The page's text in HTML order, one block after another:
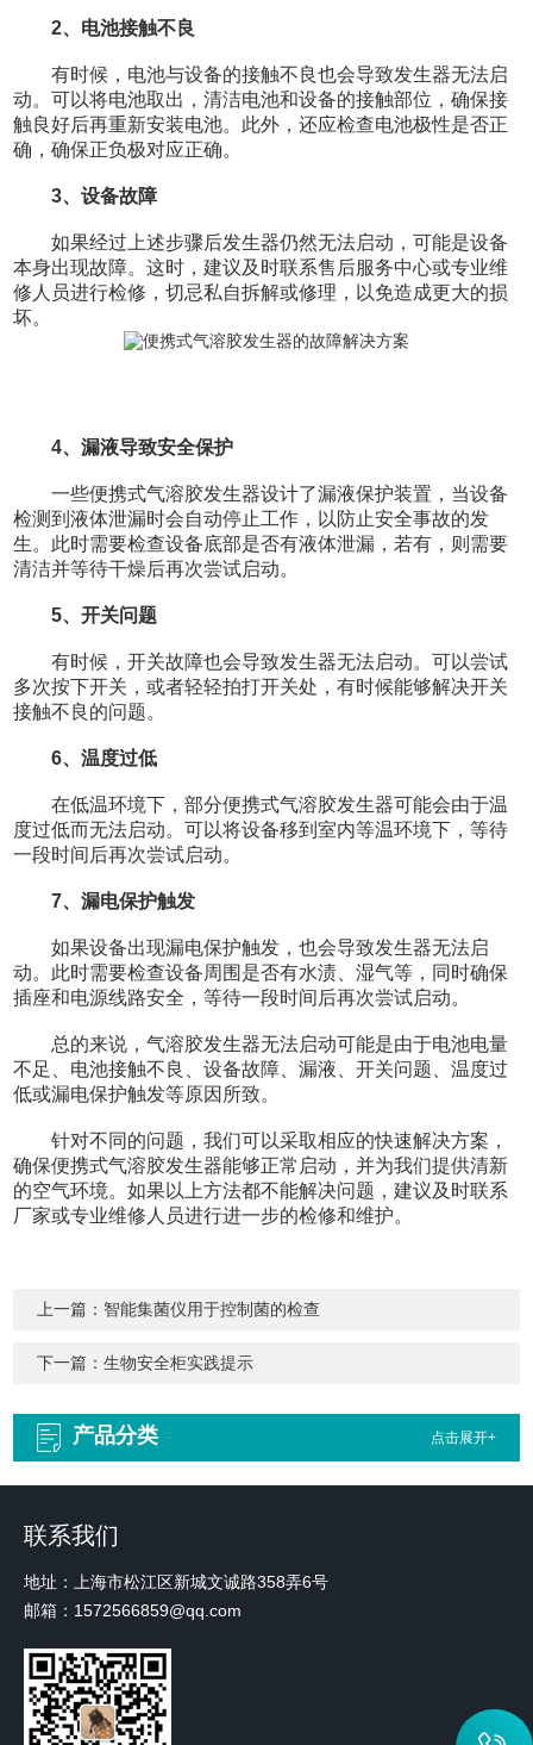
2、电池接触不良
有时候，电池与设备的接触不良也会导致发生器无法启
动。可以将电池取出，清洁电池和设备的接触部位，确保接
触良好后再重新安装电池。此外，还应检查电池极性是否正
确，确保正负极对应正确。
3、设备故障
如果经过上述步骤后发生器仍然无法启动，可能是设备
本身出现故障。这时，建议及时联系售后服务中心或专业维
修人员进行检修，切忌私自拆解或修理，以免造成更大的损
坏。
4、漏液导致安全保护
一些便携式气溶胶发生器设计了漏液保护装置，当设备
检测到液体泄漏时会自动停止工作，以防止安全事故的发
生。此时需要检查设备底部是否有液体泄漏，若有，则需要
清洁并等待干燥后再次尝试启动。
5、开关问题
有时候，开关故障也会导致发生器无法启动。可以尝试
多次按下开关，或者轻轻拍打开关处，有时候能够解决开关
接触不良的问题。
6、温度过低
在低温环境下，部分便携式气溶胶发生器可能会由于温
度过低而无法启动。可以将设备移到室内等温环境下，等待
一段时间后再次尝试启动。
7、漏电保护触发
如果设备出现漏电保护触发，也会导致发生器无法启
动。此时需要检查设备周围是否有水渍、湿气等，同时确保
插座和电源线路安全，等待一段时间后再次尝试启动。
总的来说，气溶胶发生器无法启动可能是由于电池电量
不足、电池接触不良、设备故障、漏液、开关问题、温度过
低或漏电保护触发等原因所致。
针对不同的问题，我们可以采取相应的快速解决方案，
确保便携式气溶胶发生器能够正常启动，并为我们提供清新
的空气环境。如果以上方法都不能解决问题，建议及时联系
厂家或专业维修人员进行进一步的检修和维护。
上一篇： 智能集菌仪用于控制菌的检查
下一篇：生物安全柜实践提示
产品分类 点击展开+
联系我们
地址：上海市松江区新城文诚路358弄6号
邮箱：1572566859@qq.com